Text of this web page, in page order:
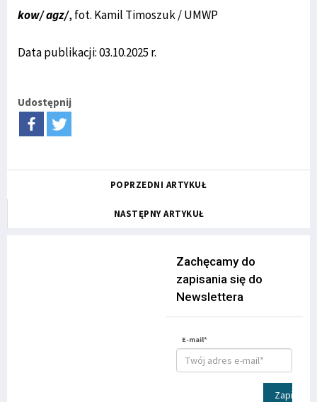
kow/ agz/, fot. Kamil Timoszuk / UMWP
Data publikacji: 03.10.2025 r.
Udostępnij
POPRZEDNI ARTYKUŁ
NASTĘPNY ARTYKUŁ
Zachęcamy do
zapisania się do
Newslettera
E-mail*
Zapisz